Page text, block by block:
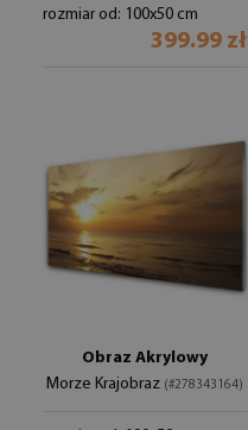
rozmiar od: 100x50 cm
399.99 zł
Obraz Akrylowy
Morze Krajobraz (#278343164)